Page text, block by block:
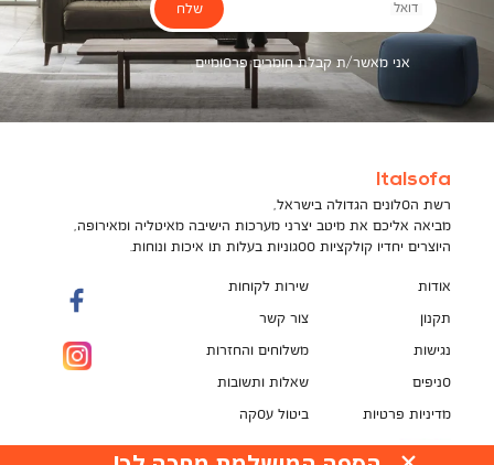
דואל
אני מאשר/ת קבלת חומרים פרסומיים
שלח
Italsofa
רשת הסלונים הגדולה בישראל,
מביאה אליכם את מיטב יצרני מערכות הישיבה מאיטליה ומאירופה,
היוצרים יחדיו קולקציות ססגוניות בעלות תו איכות ונוחות.
אודות
תקנון
נגישות
סניפים
מדיניות פרטיות
שירות לקוחות
צור קשר
משלוחים והחזרות
שאלות ותשובות
ביטול עסקה
תקנון מועדון לקוחות